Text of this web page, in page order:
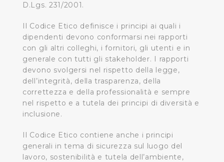
D.Lgs. 231/2001.
Il Codice Etico definisce i principi ai quali i
dipendenti devono conformarsi nei rapporti
con gli altri colleghi, i fornitori, gli utenti e in
generale con tutti gli stakeholder. I rapporti
devono svolgersi nel rispetto della legge,
dell’integrità, della trasparenza, della
correttezza e della professionalità e sempre
nel rispetto e a tutela dei principi di diversità e
inclusione.
Il Codice Etico contiene anche i principi
generali in tema di sicurezza sul luogo del
lavoro, sostenibilità e tutela dell’ambiente,